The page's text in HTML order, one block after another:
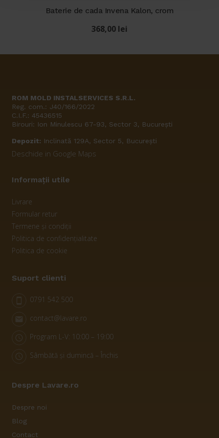
Baterie de cada Invena Kalon, crom
368,00 lei
ROM MOLD INSTALSERVICES S.R.L.
Reg. com.: J40/166/2022
C.I.F.: 45436515
Birouri: Ion Minulescu 67-93, Sector 3, București
Depozit: Inclinată 129A, Sector 5, București
Deschide in Google Maps
Informații utile
Livrare
Formular retur
Termene și condiții
Politica de confidențialitate
Politica de cookie
Suport clienti
0791 542 500
contact@lavare.ro
Program L-V: 10:00 – 19:00
Sâmbătă și dumincă – Închis
Despre Lavare.ro
Despre noi
Blog
Contact